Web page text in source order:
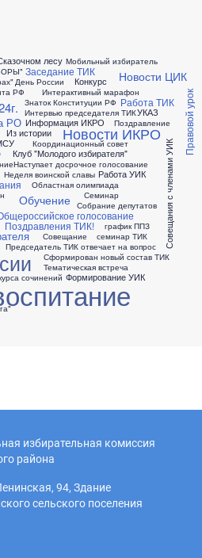
РО
РФ
лесу
День России
Заседание ТИК
Знаток Конституции РФ
Из истории
Интерактивный марафон
Интервью председателя ТИК
Информация ИКРО
Клуб "Молодого избирателя"
Конкурс
Координационный совет
Мобильный избиратель
Наступает досрочное голосование
Неделя воинской славы
Новости ИКРО
Новости ЦИК
Областная олимпиада
Обучение
голосование
сочинений
Поздравление
Поздравления ТИК!
Правовой урок
Председатель ТИК отвечает на вопрос
Работа ТИК
Работа УИК
Семинар
Собрание депутатов
Совещание Совещания с членами УИК
Сформирован новый состав ТИК
Тематическая встреча
УКАЗ
Формирование УИК
график ППЗ
семинар ТИК
избирательная комиссия
района
94, Здание
сельского поселения